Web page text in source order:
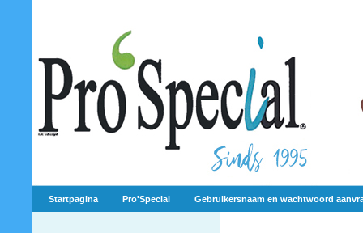
Startpagina Pro'Special Gebruikersnaam en wachtwoord